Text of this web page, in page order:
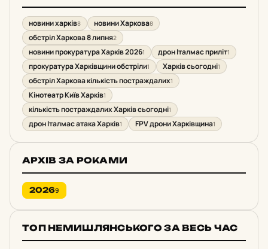
новини харків8 новини Харкова8
обстріл Харкова 8 липня2
новини прокуратура Харків 20261 дрон Італмас приліт1
прокуратура Харківщини обстріли1 Харків сьогодні1
обстріл Харкова кількість постраждалих1
Кінотеатр Київ Харків1
кількість постраждалих Харків сьогодні1
дрон Італмас атака Харків1 FPV дрони Харківщина1
АРХІВ ЗА РОКАМИ
20269
ТОП НЕМИШЛЯНСЬКОГО ЗА ВЕСЬ ЧАС